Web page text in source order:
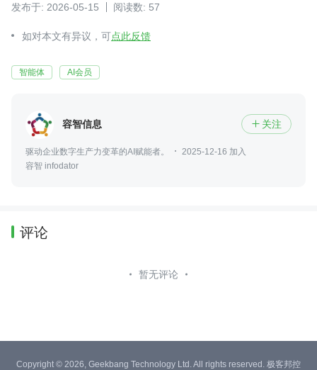
发布于: 2026-05-15 阅读数: 57
如对本文有异议，可点此反馈
智能体 AI会员
容智信息  关注
驱动企业数字生产力变革的AI赋能者。
2025-12-16 加入
容智 infodator
评论
暂无评论
Copyright © 2026, Geekbang Technology Ltd. All rights reserved. 极客邦控